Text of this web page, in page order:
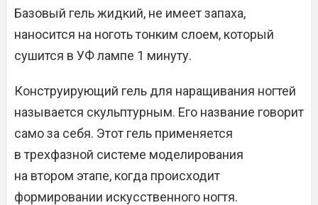
Базовый гель жидкий, не имеет запаха,
наносится на ноготь тонким слоем, который
сушится в УФ лампе 1 минуту.
Конструирующий гель для наращивания ногтей
называется скульптурным. Его название говорит
само за себя. Этот гель применяется
в трехфазной системе моделирования
на втором этапе, когда происходит
формировании искусственного ногтя.